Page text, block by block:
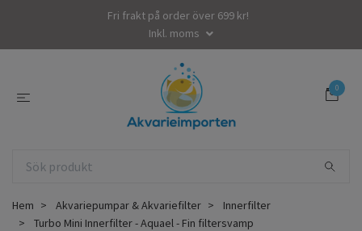
Fri frakt på order över 699 kr!
Inkl. moms
0
Hem Akvariepumpar & Akvariefilter
Innerfilter
Turbo Mini Innerfilter - Aquael - Fin filtersvamp